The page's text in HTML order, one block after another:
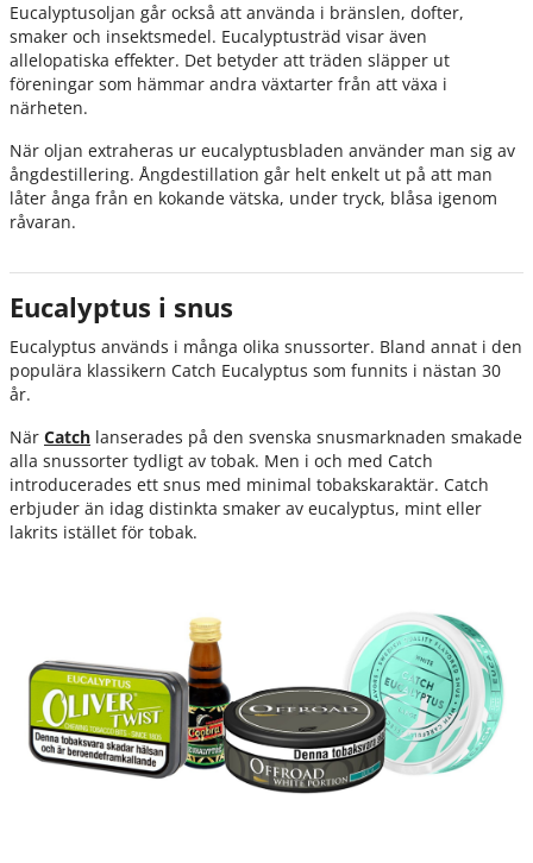
Eucalyptusoljan går också att använda i bränslen, dofter,
smaker och insektsmedel. Eucalyptusträd visar även
allelopatiska effekter. Det betyder att träden släpper ut
föreningar som hämmar andra växtarter från att växa i
närheten.
När oljan extraheras ur eucalyptusbladen använder man sig av
ångdestillering. Ångdestillation går helt enkelt ut på att man
låter ånga från en kokande vätska, under tryck, blåsa igenom
råvaran.
Eucalyptus i snus
Eucalyptus används i många olika snussorter. Bland annat i den
populära klassikern Catch Eucalyptus som funnits i nästan 30
år.
När Catch lanserades på den svenska snusmarknaden smakade
alla snussorter tydligt av tobak. Men i och med Catch
introducerades ett snus med minimal tobakskaraktär. Catch
erbjuder än idag distinkta smaker av eucalyptus, mint eller
lakrits istället för tobak.